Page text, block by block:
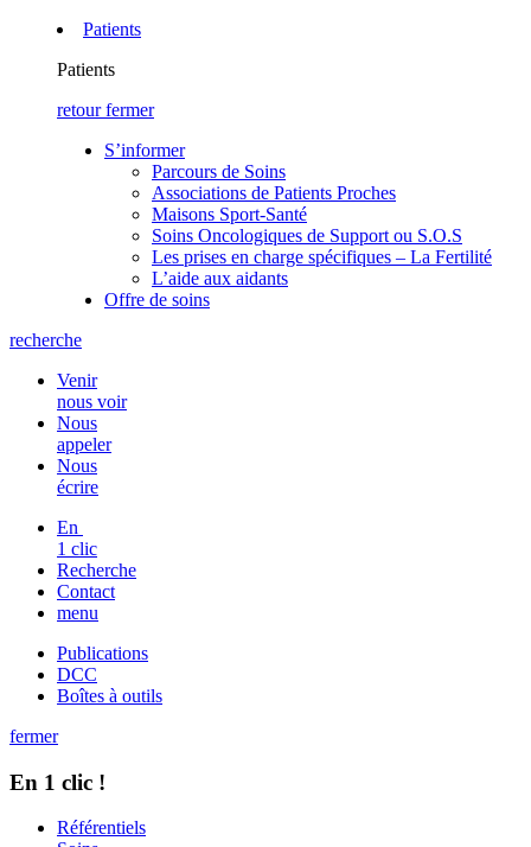
Patients
Patients
retour fermer
S’informer
Parcours de Soins
Associations de Patients Proches
Maisons Sport-Santé
Soins Oncologiques de Support ou S.O.S
Les prises en charge spécifiques – La Fertilité
L’aide aux aidants
Offre de soins
recherche
Venir
nous voir
Nous
appeler
Nous
écrire
En
1 clic
Recherche
Contact
menu
Publications
DCC
Boîtes à outils
fermer
En 1 clic !
Référentiels